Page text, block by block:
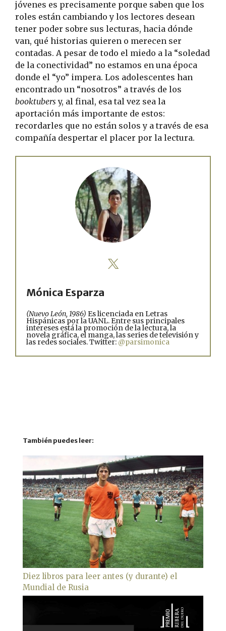
jóvenes es precisamente porque saben que los
roles están cambiando y los lectores desean
tener poder sobre sus lecturas, hacia dónde
van, qué historias quieren o merecen ser
contadas. A pesar de todo el miedo a la “soledad
de la conectividad” no estamos en una época
donde el “yo” impera. Los adolescentes han
encontrado un “nosotros” a través de los
booktubers y, al final, esa tal vez sea la
aportación más importante de estos:
recordarles que no están solos y a través de esa
compañía despertar el placer por la lectura.
Mónica Esparza
(Nuevo León, 1986) Es licenciada en Letras
Hispánicas por la UANL. Entre sus principales
intereses está la promoción de la lectura, la
novela gráfica, el manga, las series de televisión y
las redes sociales. Twitter: @parsimonica
También puedes leer:
Diez libros para leer antes (y durante) el
Mundial de Rusia